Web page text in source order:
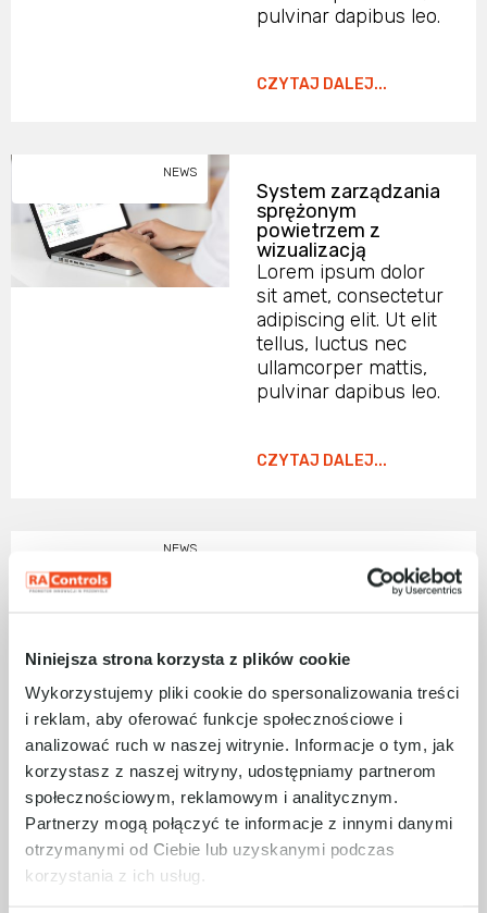
Niniejsza strona korzysta z plików cookie
Wykorzystujemy pliki cookie do spersonalizowania treści
i reklam, aby oferować funkcje społecznościowe i
analizować ruch w naszej witrynie. Informacje o tym, jak
korzystasz z naszej witryny, udostępniamy partnerom
społecznościowym, reklamowym i analitycznym.
Partnerzy mogą połączyć te informacje z innymi danymi
otrzymanymi od Ciebie lub uzyskanymi podczas
korzystania z ich usług.
pulvinar dapibus leo.
CZYTAJ DALEJ...
NEWS
System zarządzania
sprężonym
powietrzem z
wizualizacją
Lorem ipsum dolor
sit amet, consectetur
adipiscing elit. Ut elit
tellus, luctus nec
ullamcorper mattis,
pulvinar dapibus leo.
CZYTAJ DALEJ...
NEWS
Terminale graficzne z
serii OptixPanel™ –
Lorem ipsum dolor
sit amet, consectetur
adipiscing elit. Ut elit
tellus, luctus nec
ullamcorper mattis,
pulvinar dapibus leo.
CZYTAJ DALEJ...